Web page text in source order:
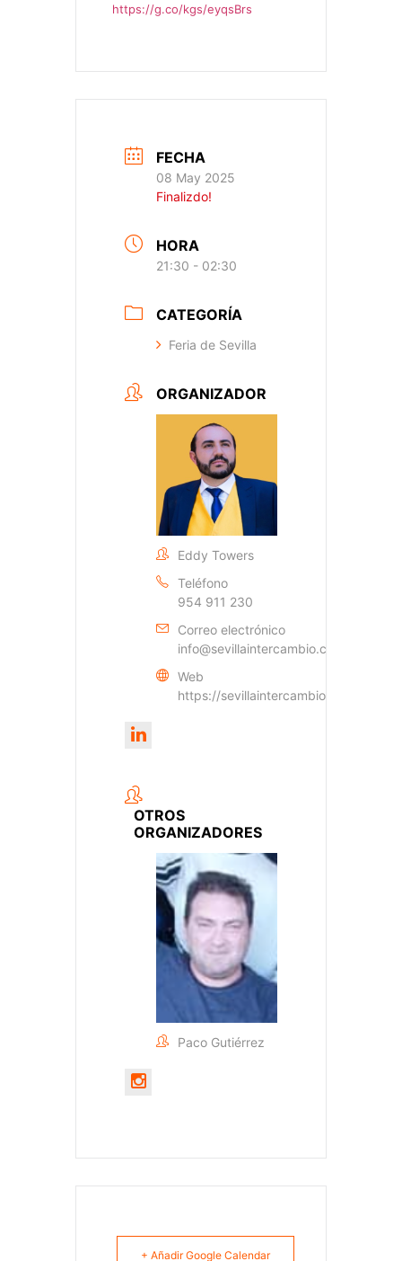
https://g.co/kgs/eyqsBrs
FECHA
08 May 2025
Finalizdo!
HORA
21:30 - 02:30
CATEGORÍA
Feria de Sevilla
ORGANIZADOR
Eddy Towers
Teléfono
954 911 230
Correo electrónico
info@sevillaintercambio.com
Web
https://sevillaintercambio.com
OTROS
ORGANIZADORES
Paco Gutiérrez
+ Añadir Google Calendar